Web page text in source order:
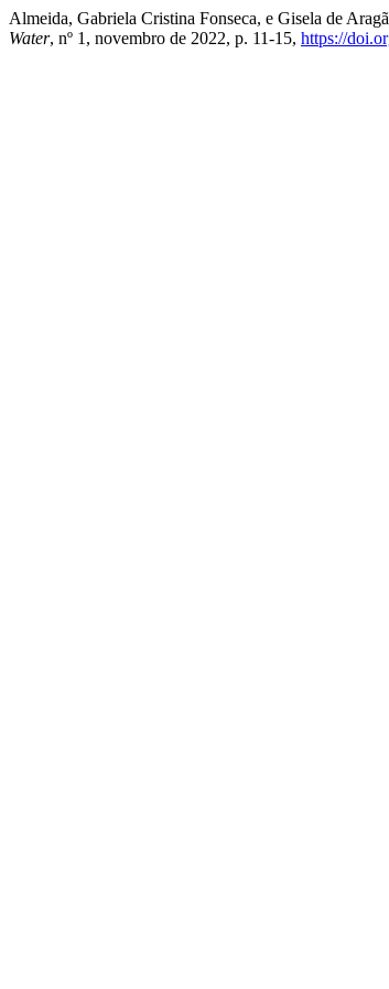
Almeida, Gabriela Cristina Fonseca, e Gisela de
Water, nº 1, novembro de 2022, p. 11-15, https://